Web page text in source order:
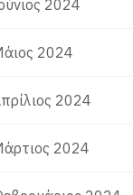
2024
2024
2024
2024